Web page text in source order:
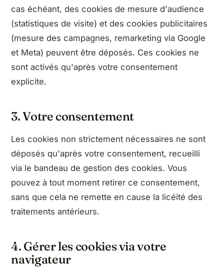
cas échéant, des cookies de mesure d'audience
(statistiques de visite) et des cookies publicitaires
(mesure des campagnes, remarketing via Google
et Meta) peuvent être déposés. Ces cookies ne
sont activés qu'après votre consentement
explicite.
3. Votre consentement
Les cookies non strictement nécessaires ne sont
déposés qu'après votre consentement, recueilli
via le bandeau de gestion des cookies. Vous
pouvez à tout moment retirer ce consentement,
sans que cela ne remette en cause la licéité des
traitements antérieurs.
4. Gérer les cookies via votre
navigateur